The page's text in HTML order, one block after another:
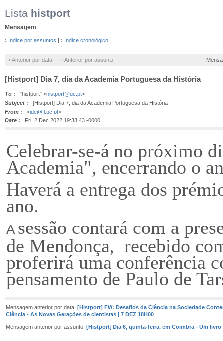
Lista histport
Mensagem
› Índice por assuntos | › Índice cronológico
‹ Anterior por data ‹ Anterior por assunto
[Histport] Dia 7, dia da Academia Portuguesa da História
To : "histport" <histport@uc.pt>
Subject : [Histport] Dia 7, dia da Academia Portuguesa da História
From : <jde@fl.uc.pt>
Date : Fri, 2 Dec 2022 19:33:43 -0000
Celebrar-se-á no próximo
Academia", encerrando o
Haverá a entrega dos
ano.
A sessão contará com a
de Mendonça, recebido
proferirá uma conferência
pensamento de Paulo de
Mensagem anterior por data: [Histport] FW: Desafios da Ciência na Sociedade
Ciência - As Novas Gerações de cientistas | 7 DEZ 18H00
Mensagem anterior por assunto: [Histport] Dia 6, quinta-feira, em Coimbra - Um livro